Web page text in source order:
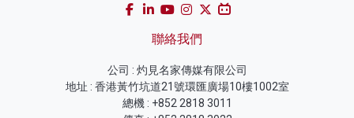
聯絡我們
公司 : 灼見名家傳媒有限公司
地址 : 香港黃竹坑道21號環匯廣場10樓1002室
總機 : +852 2818 3011